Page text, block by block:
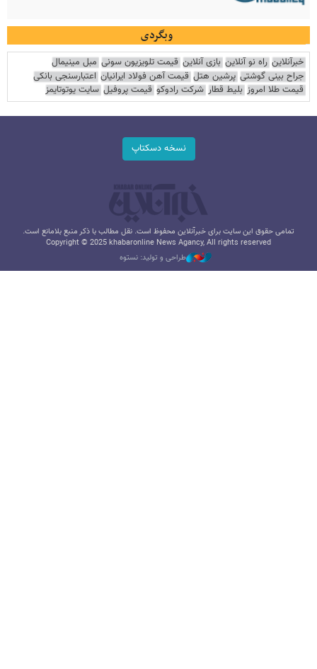
وبگردی
خبرآنلاین راه نو آنلاین بازی آنلاین قیمت تلویزیون سونی مبل مینیمال
جراح بینی گوشتی پرشین هتل قیمت آهن فولاد ایرانیان اعتبارسنجی بانکی
قیمت طلا امروز بلیط قطار شرکت رادوکو قیمت پروفیل سایت یوتوتایمز
نسخه دسکتاپ
تمامی حقوق این سایت برای خبرآنلاین محفوظ است. نقل مطالب با ذکر منبع بلامانع است.
Copyright © 2025 khabaronline News Agancy, All rights reserved
طراحی و تولید: نستوه